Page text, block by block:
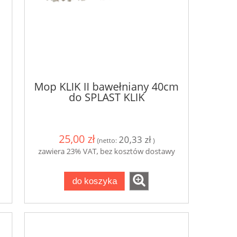
Mop KLIK II bawełniany 40cm
do SPLAST KLIK
25,00 zł (netto: 20,33 zł)
zawiera 23% VAT, bez kosztów dostawy
do koszyka